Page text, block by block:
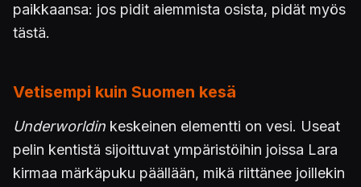
paikkaansa: jos pidit aiemmista osista, pidät myös
tästä.
Vetisempi kuin Suomen kesä
Underworldin keskeinen elementti on vesi. Useat
pelin kentistä sijoittuvat ympäristöihin joissa Lara
kirmaa märkäpuku päällään, mikä riittänee joillekin